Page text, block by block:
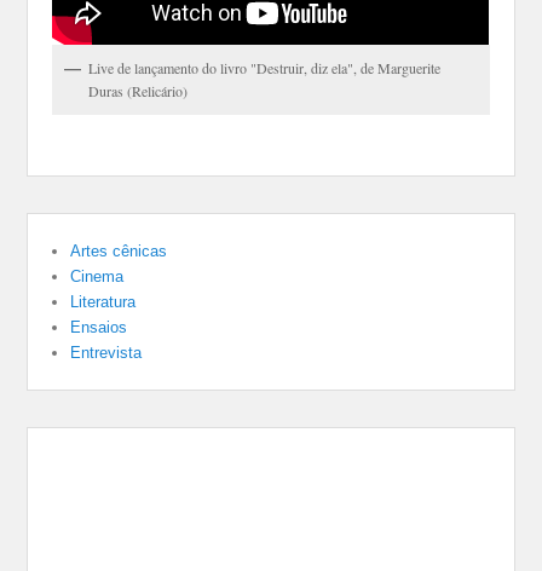
Live de lançamento do livro "Destruir, diz ela", de Marguerite
Duras (Relicário)
Artes cênicas
Cinema
Literatura
Ensaios
Entrevista